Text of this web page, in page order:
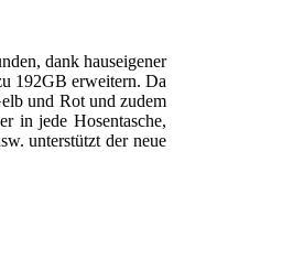
dank hauseigener
192GB erweitern. Da
und Rot und zudem
in jede Hosentasche,
unterstützt der neue